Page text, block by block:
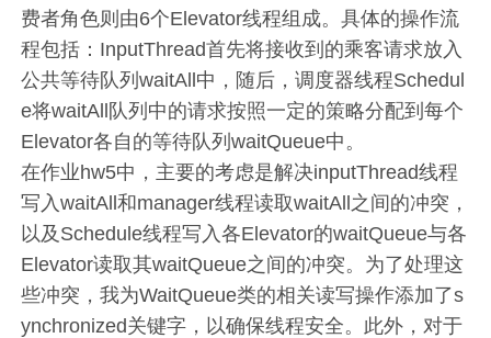
费者角色则由6个Elevator线程组成。具体的操作流
程包括：InputThread首先将接收到的乘客请求放入
公共等待队列waitAll中，随后，调度器线程Schedul
e将waitAll队列中的请求按照一定的策略分配到每个
Elevator各自的等待队列waitQueue中。
在作业hw5中，主要的考虑是解决inputThread线程
写入waitAll和manager线程读取waitAll之间的冲突，
以及Schedule线程写入各Elevator的waitQueue与各
Elevator读取其waitQueue之间的冲突。为了处理这
些冲突，我为WaitQueue类的相关读写操作添加了s
ynchronized关键字，以确保线程安全。此外，对于